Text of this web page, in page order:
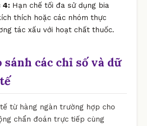
4: Hạn chế tối đa sử dụng bia
thích hoặc các nhóm thực
tác xấu với hoạt chất thuốc.
sánh các chỉ số và dữ
từ hàng ngàn trường hợp cho
chẩn đoán trực tiếp cùng